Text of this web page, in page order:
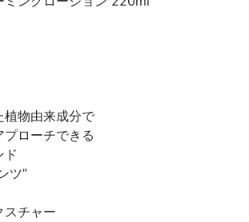
植物由来成分で
ローチできる
ド
ツ”
スチャー